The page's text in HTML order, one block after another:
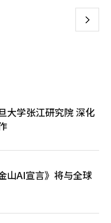
其超市业务部门홈플러
如果剩余的67家门店全
最终可能转向清算程
难。 홈플러스已
账之前，确保运营资金的
束前提供用于结构调整
苏失败，
可以通过担保资产收回
会急剧下降。”并指
地区商圈的萎缩等社会
里茨金融在考虑提供桥
下
大学张江研究院 深化
山AI宣言》将与全球